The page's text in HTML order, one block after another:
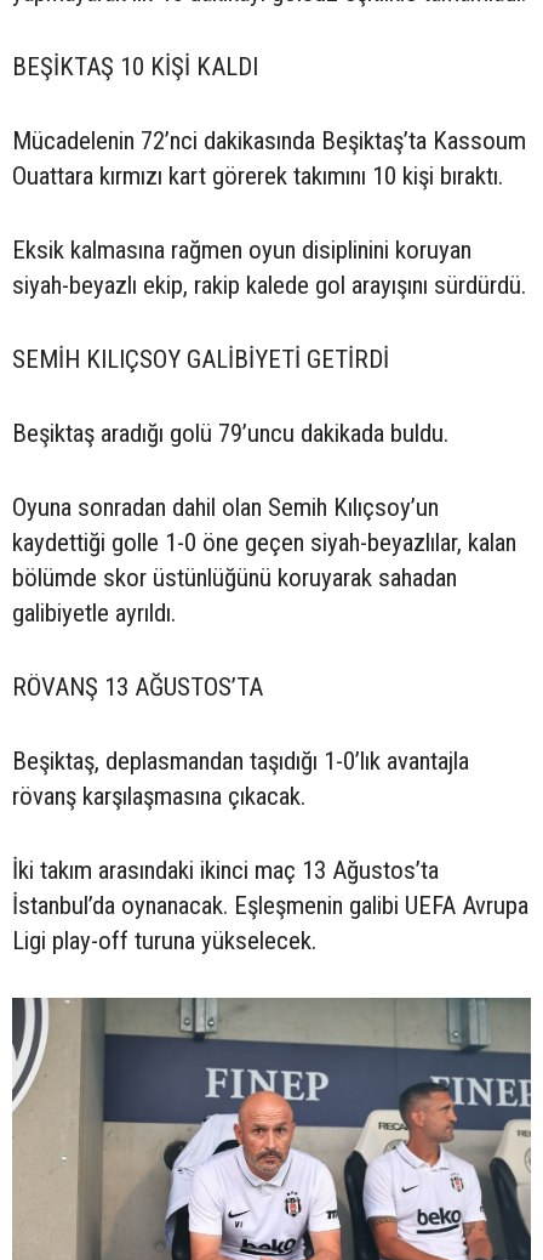
BEŞİKTAŞ 10 KİŞİ KALDI
Mücadelenin 72’nci dakikasında Beşiktaş’ta Kassoum
Ouattara kırmızı kart görerek takımını 10 kişi bıraktı.
Eksik kalmasına rağmen oyun disiplinini koruyan
siyah-beyazlı ekip, rakip kalede gol arayışını sürdürdü.
SEMİH KILIÇSOY GALİBİYETİ GETİRDİ
Beşiktaş aradığı golü 79’uncu dakikada buldu.
Oyuna sonradan dahil olan Semih Kılıçsoy’un
kaydettiği golle 1-0 öne geçen siyah-beyazlılar, kalan
bölümde skor üstünlüğünü koruyarak sahadan
galibiyetle ayrıldı.
RÖVANŞ 13 AĞUSTOS’TA
Beşiktaş, deplasmandan taşıdığı 1-0’lık avantajla
rövanş karşılaşmasına çıkacak.
İki takım arasındaki ikinci maç 13 Ağustos’ta
İstanbul’da oynanacak. Eşleşmenin galibi UEFA Avrupa
Ligi play-off turuna yükselecek.